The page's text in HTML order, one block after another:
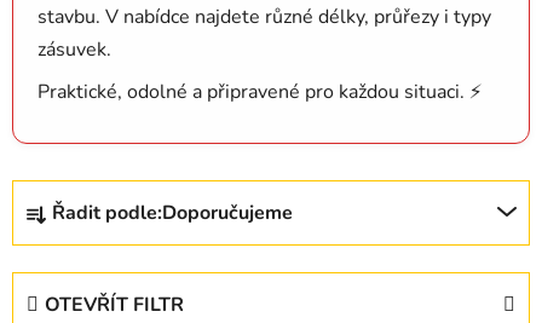
stavbu. V nabídce najdete různé délky, průřezy i typy
zásuvek.
Praktické, odolné a připravené pro každou situaci. ⚡
Ř
z
Řadit podle:Doporučujeme
OTEVŘÍT FILTR